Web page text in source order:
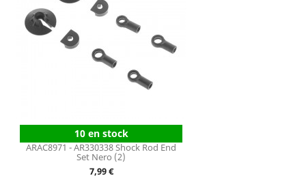
10 en stock
ARAC8971 - AR330338 Shock Rod End
Set Nero (2)
Prix
7,99 €